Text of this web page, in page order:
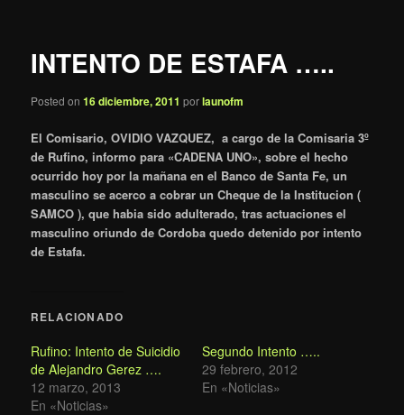
INTENTO DE ESTAFA …..
Posted on16 diciembre, 2011 porlaunofm
El Comisario, OVIDIO VAZQUEZ, a cargo de la Comisaria 3º
de Rufino, informo para «CADENA UNO», sobre el hecho
ocurrido hoy por la mañana en el Banco de Santa Fe, un
masculino se acerco a cobrar un Cheque de la Institucion (
SAMCO ), que habia sido adulterado, tras actuaciones el
masculino oriundo de Cordoba quedo detenido por intento
de Estafa.
RELACIONADO
Rufino: Intento de Suicidio
de Alejandro Gerez ….
12 marzo, 2013
En «Noticias»
Segundo Intento …..
29 febrero, 2012
En «Noticias»